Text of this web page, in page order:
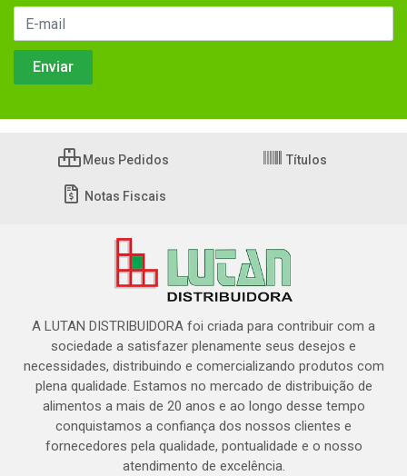
Meus Pedidos Títulos
Notas Fiscais
A LUTAN DISTRIBUIDORA foi criada para contribuir com a
sociedade a satisfazer plenamente seus desejos e
necessidades, distribuindo e comercializando produtos com
plena qualidade. Estamos no mercado de distribuição de
alimentos a mais de 20 anos e ao longo desse tempo
conquistamos a confiança dos nossos clientes e
fornecedores pela qualidade, pontualidade e o nosso
atendimento de excelência.